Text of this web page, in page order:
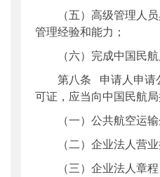
（五）高级管理人
管理经验和能力；
（六）完成中国民
第八条 申请人申请
可证，应当向中国民航
（一）公共航空运
（二）企业法人营业
（三）企业法人章程